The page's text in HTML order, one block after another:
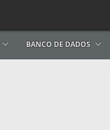
BANCO DE DADOS